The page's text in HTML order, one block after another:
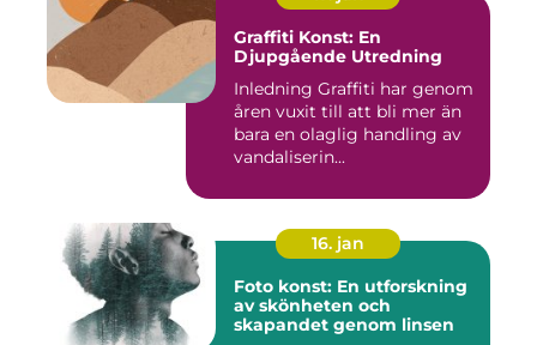
Graffiti Konst: En
Djupgående Utredning
Inledning Graffiti har genom
åren vuxit till att bli mer än
bara en olaglig handling av
vandaliserin...
16. jan
Foto konst: En utforskning
av skönheten och
skapandet genom linsen